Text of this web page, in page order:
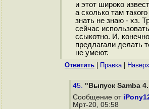
и этот широко
а сколько там
знать не знаю - хз.
сейчас
ссыкотно. И,
предлагали делать
не умеют.
Ответить Правка| Наверх
45. "Выпуск Samba
Сообщение от
Мрт-20, 05:58